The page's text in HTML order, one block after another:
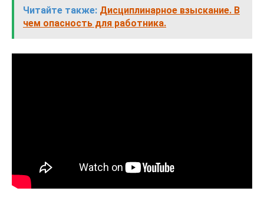
Читайте также: Дисциплинарное взыскание. В
чем опасность для работника.